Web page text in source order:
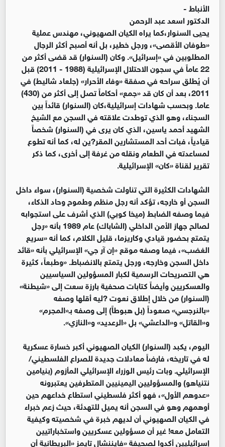
الأنباط -
الدكتور اسعد عبد الرحمن
یحیى السنوار،كما یراه الكیان الصهیوني، مهندس عملیة
«طوفان الأقصى»، ورجل خطیر، بل أنه أصبح أكثر الرجال
المطلوبین في «إسرائیل». وكان (السنوار) قد قضى أكثر من
22 عاماً في سجون الاحتلال الإسرائیلیة (1988 - 2011) قبل
أن یُطلق سراحه في صفقة «وفاء الأحرار» (جلعاد شالیط) في
2011، بعد أن كان قد «جمع» أحكاماً تصل إلى أكثر من (430)
عاما. وبحسب شهادات إسرائیلیة،كان (السنوار) قائداً بین
السجناء، وهو الذي توطدت علاقته في السجن مع الشیخ
الشهید أحمد یاسین، الذي كان یرى في (السنوار) شخصاً
قیادیاً، فبات أحد المستشارین المقر?ین له، كما أنه تطوع
لمساعدته في الطعام ونقله من غرفة إلى أخرى، كما ذكر
تقریر لقناة «كان» الإسرائیلیة.
الشهادات الكثیرة التي تناولت شخصیة (السنوار)، سواء داخل
السجن أو خارجه، تؤكد أنه رجل منظم وطموح وحاد الذكاء،
فیما وصفه الضابط (میخا كوبي) الذي أشرف على استجوابه
لصالح جهاز الأمن الداخلي (الشاباك) عام 1989 بأنه «رجل
یتمتع بحضور قیادي وكاریزما، قلیل الكلام، كما أنه «سریع
الغضب»، فیما وصفه موقع «إن آر جي» الإسرائیلي بأنه «قائد
داخل السجن وخارجه، ورجل یتمتع بالانضباط. «وطبعاً، كثيرة
هي التصريحات الرسمية لكبار المسؤولين السياسيين
والعسكريين وأيضاً كتابات صحفية بارزة سعت إلى «شيطنة»
(السنوار) من خلال إطلاق نعوت ?ليه أقلها وصفه
«بالنرجسي» صعوداً (بل هبوطاً) إلى وصفه بـ«المجرم»
و«القاتل» و«الداعشي» بل «الرعديد» و«النازي».
الیوم، یكبد (السنوار) الكیان الصهیوني أكبر خسارة عسكریة
له في تاريخه، فارضاً معادلات جدیدة للصراع الفلسطیني/
الإسرائیلي. وبات رئیس الوزراء الإسرائیلي المأزوم (بنیامین
نتنیاهو) والمسؤولیین الیمینیین المتطرفین یعتبرونه
«عدوهم الأول»، فهو أكثر فلسطیني استطاع خداعهم حین
أوهمهم وهو في السجن أنه یمیل للتهدئة، حیث زعم خبراء
في الكیان الصهیوني أن لدیهم خبرة في شخصیته وكیفیة
التعامل معه! غير أن مسؤولین عسكریین واستخباراتیین
إسرائيليين أكدوا لصحیفة «فایننشال تایمز «البریطانیة أن